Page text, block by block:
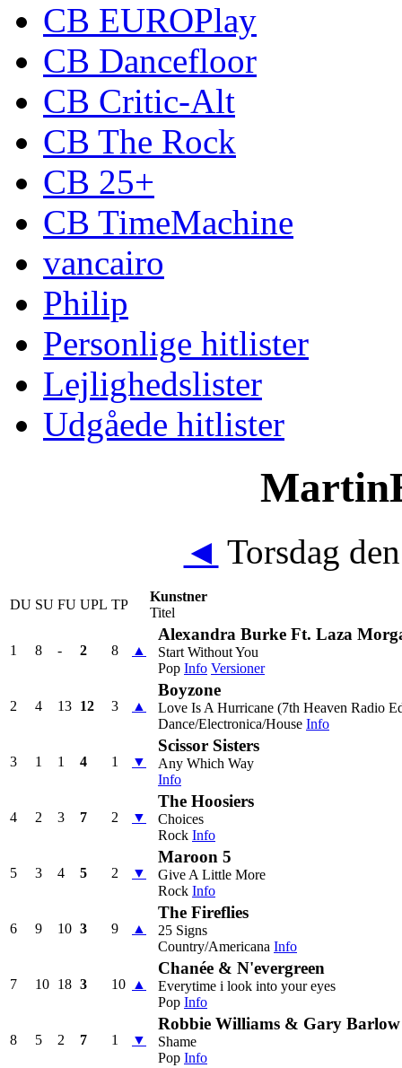
CB EUROPlay
CB Dancefloor
CB Critic-Alt
CB The Rock
CB 25+
CB TimeMachine
vancairo
Philip
Personlige hitlister
Lejlighedslister
Udgåede hitlister
◄ Torsdag
DU SU FU UPL TP
Kunstner
Titel
1 8 - 2 8 ▲
Alexandra Burke Ft. Laza
Start Without You
Pop Info Versioner
2 4 13 12 3 ▲
Boyzone
Love Is A Hurricane (7th Heaven Radio
Dance/Electronica/House Info
3 1 1 4 1 ▼
Scissor Sisters
Any Which Way
Info
4 2 3 7 2 ▼
The Hoosiers
Choices
Rock Info
5 3 4 5 2 ▼
Maroon 5
Give A Little More
Rock Info
6 9 10 3 9 ▲
The Fireflies
25 Signs
Country/Americana Info
7 10 18 3 10 ▲
Chanée & N'evergreen
Everytime i look into your eyes
Pop Info
8 5 2 7 1 ▼
Robbie Williams & Gary Barlow
Shame
Pop Info